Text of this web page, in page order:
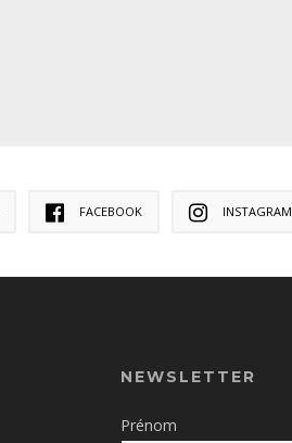
FACEBOOK INSTAGRAM
NEWSLETTER
Prénom